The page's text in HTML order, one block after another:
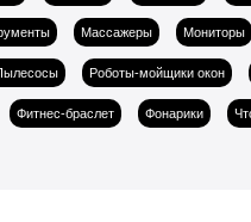
Массажеры Мониторы
Роботы-мойщики окон
Фитнес-браслет Фонарики